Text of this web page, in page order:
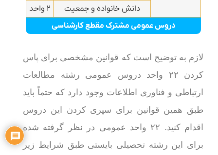
دروس عمومی مشترک مقطع کارشناسی
دانش خانواده و جمعیت
۲ واحد
لازم به توضیح است که قوانین مشخصی برای پاس
کردن ۲۲ واحد دروس عمومی رشته مطالعات
ارتباطی و فناوری اطلاعات وجود دارد که حتماً باید
طبق همین قوانین برای سپری کردن این دروس
اقدام کنید. ۲۲ واحد عمومی در نظر گرفته شده
برای این رشته تحصیلی بایستی طبق شرایط زیر